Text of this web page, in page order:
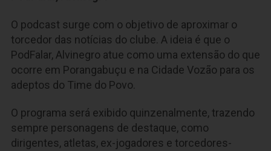
O podcast surge com o objetivo de aproximar o
torcedor das notícias do clube. A ideia é que o
PodFalar, Alvinegro atue como uma extensão do que
ocorre em Porangabuçu e na Cidade Vozão para os
adeptos do Time do Povo.
O programa será exibido quinzenalmente, trazendo
sempre personagens de destaque, como
dirigentes, atletas, ex-jogadores e torcedores-